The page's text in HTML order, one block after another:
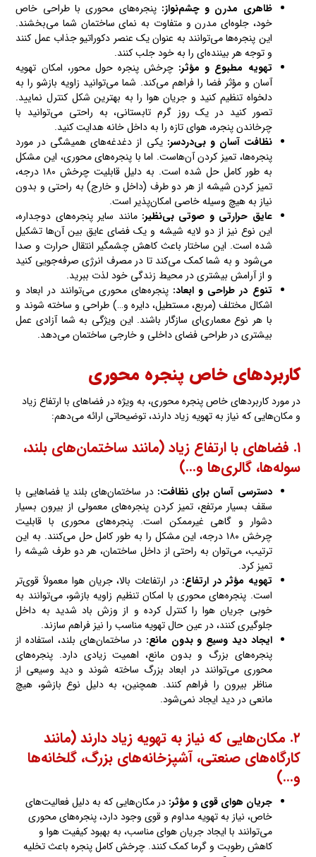
ظاهری مدرن و چشم‌نواز: پنجره‌های محوری با طراحی خاص
خود، جلوه‌ای مدرن و متفاوت به نمای ساختمان شما می‌بخشند.
این پنجره‌ها می‌توانند به عنوان یک عنصر دکوراتیو جذاب عمل کنند
و توجه هر بیننده‌ای را به خود جلب کنند.
تهویه مطبوع و مؤثر: چرخش پنجره حول محور، امکان تهویه
آسان و مؤثر فضا را فراهم می‌کند. شما می‌توانید زاویه بازشو را به
دلخواه تنظیم کنید و جریان هوا را به بهترین شکل کنترل نمایید.
تصور کنید در یک روز گرم تابستانی، به راحتی می‌توانید با
چرخاندن پنجره، هوای تازه را به داخل خانه هدایت کنید.
نظافت آسان و بی‌دردسر: یکی از دغدغه‌های همیشگی در مورد
پنجره‌ها، تمیز کردن آن‌هاست. اما با پنجره‌های محوری، این مشکل
به طور کامل حل شده‌ است. به دلیل قابلیت چرخش ۱۸۰ درجه،
تمیز کردن شیشه از هر دو طرف (داخل و خارج) به راحتی و بدون
نیاز به هیچ وسیله خاصی امکان‌پذیر است.
عایق حرارتی و صوتی بی‌نظیر: مانند سایر پنجره‌های دوجداره،
این نوع نیز از دو لایه شیشه و یک فضای عایق بین آن‌ها تشکیل
شده است. این ساختار باعث کاهش چشمگیر انتقال حرارت و صدا
می‌شود و به شما کمک می‌کند تا در مصرف انرژی صرفه‌جویی کنید
و از آرامش بیشتری در محیط زندگی خود لذت ببرید.
تنوع در طراحی و ابعاد: پنجره‌های محوری می‌توانند در ابعاد و
اشکال مختلف (مربع، مستطیل، دایره و…) طراحی و ساخته شوند و
با هر نوع معماری‌ای سازگار باشند. این ویژگی به شما آزادی عمل
بیشتری در طراحی فضای داخلی و خارجی ساختمان می‌دهد.
کاربردهای خاص پنجره محوری
در مورد کاربردهای خاص پنجره محوری، به ویژه در فضاهای با ارتفاع زیاد
و مکان‌هایی که نیاز به تهویه زیاد دارند، توضیحاتی ارائه می‌دهم:
۱. فضاهای با ارتفاع زیاد (مانند ساختمان‌های بلند،
سوله‌ها، گالری‌ها و…)
دسترسی آسان برای نظافت: در ساختمان‌های بلند یا فضاهایی با
سقف بسیار مرتفع، تمیز کردن پنجره‌های معمولی از بیرون بسیار
دشوار و گاهی غیرممکن است. پنجره‌های محوری با قابلیت
چرخش ۱۸۰ درجه، این مشکل را به طور کامل حل می‌کنند. به این
ترتیب، می‌توان به راحتی از داخل ساختمان، هر دو طرف شیشه را
تمیز کرد.
تهویه مؤثر در ارتفاع: در ارتفاعات بالا، جریان هوا معمولاً قوی‌تر
است. پنجره‌های محوری با امکان تنظیم زاویه بازشو، می‌توانند به
خوبی جریان هوا را کنترل کرده و از وزش باد شدید به داخل
جلوگیری کنند، در عین حال تهویه مناسب را نیز فراهم سازند.
ایجاد دید وسیع و بدون مانع: در ساختمان‌های بلند، استفاده از
پنجره‌های بزرگ و بدون مانع، اهمیت زیادی دارد. پنجره‌های
محوری می‌توانند در ابعاد بزرگ ساخته شوند و دید وسیعی از
مناظر بیرون را فراهم کنند. همچنین، به دلیل نوع بازشو، هیچ
مانعی در دید ایجاد نمی‌شود.
۲. مکان‌هایی که نیاز به تهویه زیاد دارند (مانند
کارگاه‌های صنعتی، آشپزخانه‌های بزرگ، گلخانه‌ها
و…)
جریان هوای قوی و مؤثر: در مکان‌هایی که به دلیل فعالیت‌های
خاص، نیاز به تهویه مداوم و قوی وجود دارد، پنجره‌های محوری
می‌توانند با ایجاد جریان هوای مناسب، به بهبود کیفیت هوا و
کاهش رطوبت و گرما کمک کنند. چرخش کامل پنجره باعث تخلیه